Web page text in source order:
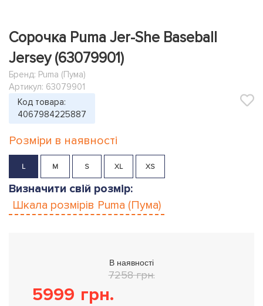
Сорочка Puma Jer-She Baseball
Jersey (63079901)
Бренд: Puma (Пума)
Артикул: 63079901
Код товара:
4067984225887
Розміри в наявності
L M S XL XS
Визначити свій розмір:
Шкала розмірів Puma (Пума)
В наявності
7258 грн.
5999 грн.